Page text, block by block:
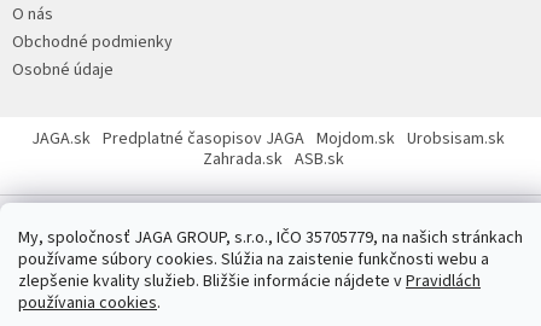
My, spoločnosť JAGA GROUP, s.r.o., IČO 35705779, na našich stránkach
používame súbory cookies. Slúžia na zaistenie funkčnosti webu a
zlepšenie kvality služieb. Bližšie informácie nájdete vPravidlách
používania cookies.
eO nás
Obchodné podmienky
Osobné údaje
JAGA.sk Predplatné časopisov JAGA Mojdom.sk Urobsisam.sk
Zahrada.sk ASB.sk
Copyright 2026JAGASTORE.sk